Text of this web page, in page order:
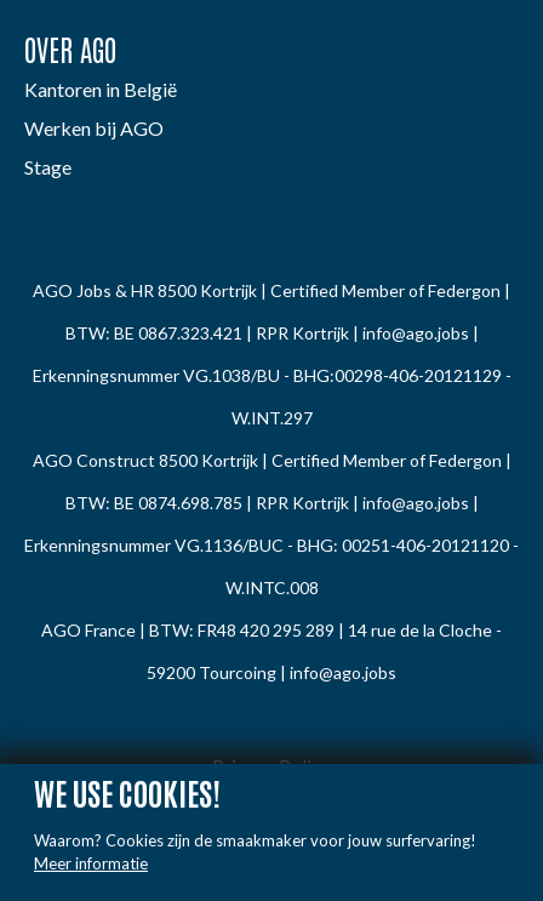
WE USE COOKIES!
Waarom? Cookies zijn de smaakmaker voor jouw surfervaring!
Meer informatie
OVER AGO
Kantoren in België
Werken bij AGO
Stage
AGO Jobs & HR 8500 Kortrijk | Certified Member of Federgon |
BTW: BE 0867.323.421 | RPR Kortrijk | info@ago.jobs |
Erkenningsnummer VG.1038/BU - BHG:00298-406-20121129 -
W.INT.297
AGO Construct 8500 Kortrijk | Certified Member of Federgon |
BTW: BE 0874.698.785 | RPR Kortrijk | info@ago.jobs |
Erkenningsnummer VG.1136/BUC - BHG: 00251-406-20121120 -
W.INTC.008
AGO France | BTW: FR48 420 295 289 | 14 rue de la Cloche -
59200 Tourcoing | info@ago.jobs
Privacy Policy
Cookie Policy
Gedragsregels